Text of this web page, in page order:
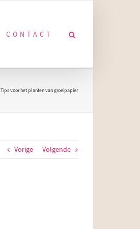
CONTACT
Tips voor het planten van groeipapier
Vorige Volgende